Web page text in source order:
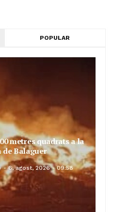
POPULAR
metres quadrats a la
Balaguer
6, agost, 2026 - 09:58